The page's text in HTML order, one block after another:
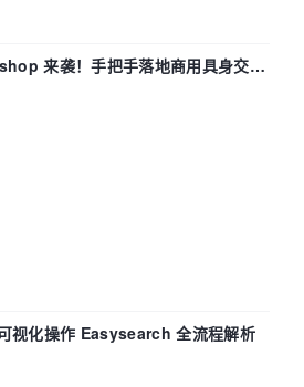
来袭！手把手落地商用具身交互
视化操作 Easysearch 全流程解析